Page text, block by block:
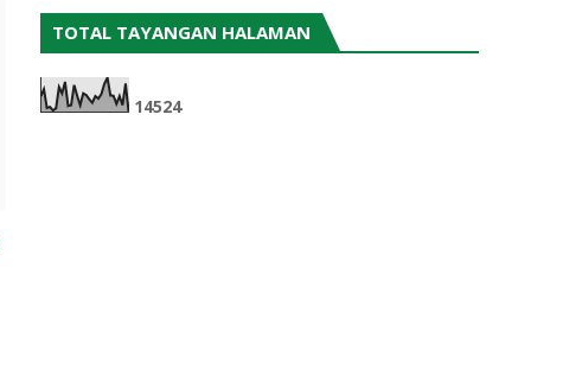
TOTAL TAYANGAN HALAMAN
14524